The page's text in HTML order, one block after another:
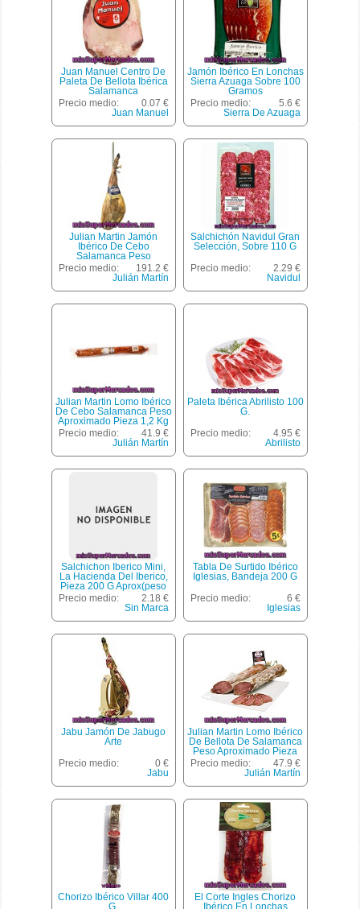
Juan Manuel Centro De
Paleta De Bellota Ibérica
Salamanca
Precio medio:
0.07 €
Juan Manuel
Jamón Ibérico En Lonchas
Sierra Azuaga Sobre 100
Gramos
Precio medio:
5.6 €
Sierra De Azuaga
Julian Martin Jamón
Ibérico De Cebo
Salamanca Peso
Aproximado Pieza 8 Kg
Precio medio:
191.2 €
Julián Martín
Salchichón Navidul Gran
Selección, Sobre 110 G
Precio medio:
2.29 €
Navidul
Julian Martin Lomo Ibérico
De Cebo Salamanca Peso
Aproximado Pieza 1,2 Kg
Precio medio:
41.9 €
Julián Martín
Paleta Ibérica Abrilisto 100
G.
Precio medio:
4.95 €
Abrilisto
Salchichon Iberico Mini,
La Hacienda Del Iberico,
Pieza 200 G Aprox(peso
Aproximado De La Unidad
200 Gr)
Precio medio:
2.18 €
Sin Marca
Tabla De Surtido Ibérico
Iglesias, Bandeja 200 G
Precio medio:
6 €
Iglesias
Jabu Jamón De Jabugo
Arte
Precio medio:
0 €
Jabu
Julian Martin Lomo Ibérico
De Bellota De Salamanca
Peso Aproximado Pieza
1,2 Kg
Precio medio:
47.9 €
Julián Martín
Chorizo Ibérico Villar 400
G.
El Corte Ingles Chorizo
Ibérico En Lonchas